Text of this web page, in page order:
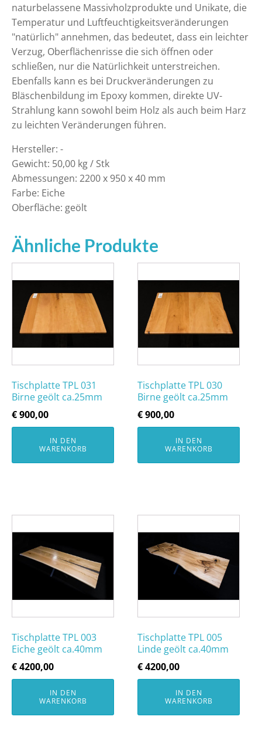
naturbelassene Massivholzprodukte und Unikate, die
Temperatur und Luftfeuchtigkeitsveränderungen
"natürlich" annehmen, das bedeutet, dass ein leichter
Verzug, Oberflächenrisse die sich öffnen oder
schließen, nur die Natürlichkeit unterstreichen.
Ebenfalls kann es bei Druckveränderungen zu
Bläschenbildung im Epoxy kommen, direkte UV-
Strahlung kann sowohl beim Holz als auch beim Harz
zu leichten Veränderungen führen.
Hersteller: -
Gewicht: 50,00 kg / Stk
Abmessungen: 2200 x 950 x 40 mm
Farbe: Eiche
Oberfläche: geölt
Ähnliche Produkte
Tischplatte TPL 031
Birne geölt ca.25mm
€900,00
IN DEN
WARENKORB
Tischplatte TPL 030
Birne geölt ca.25mm
€900,00
IN DEN
WARENKORB
Tischplatte TPL 003
Eiche geölt ca.40mm
€4200,00
IN DEN
WARENKORB
Tischplatte TPL 005
Linde geölt ca.40mm
€4200,00
IN DEN
WARENKORB